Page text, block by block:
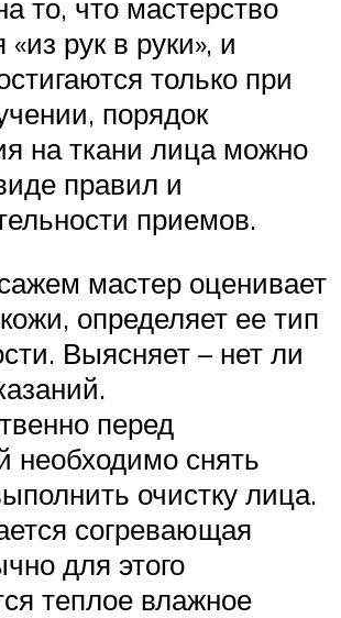
то, что мастерство
«из рук в руки», и
только при
порядок
на ткани лица можно
правил и
приемов.
мастер оценивает
определяет ее тип
Выясняет – нет ли
перед
необходимо снять
очистку лица.
согревающая
для этого
теплое влажное